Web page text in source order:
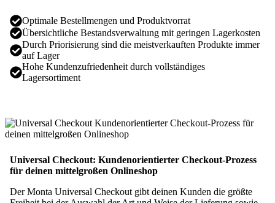
Optimale Bestellmengen und Produktvorrat
Übersichtliche Bestandsverwaltung mit geringen Lagerkosten
Durch Priorisierung sind die meistverkauften Produkte immer
auf Lager
Hohe Kundenzufriedenheit durch vollständiges
Lagersortiment
Universal Checkout: Kundenorientierter Checkout-Prozess
für deinen mittelgroßen Onlineshop
Der Monta Universal Checkout gibt deinen Kunden die größte